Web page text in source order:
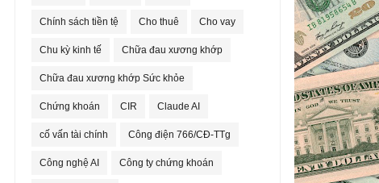
Chính sách tiền tệ Cho thuê Cho vay
Chu kỳ kinh tế Chữa đau xương khớp
Chữa đau xương khớp Sức khỏe
Chứng khoán CIR Claude AI
cố vấn tài chính Công điện 766/CĐ-TTg
Công nghệ AI Công ty chứng khoán